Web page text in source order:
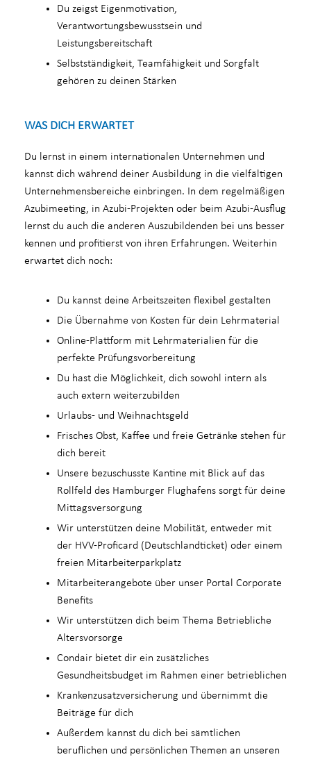
Du zeigst Eigenmotivation,
Verantwortungsbewusstsein und
Leistungsbereitschaft
Selbstständigkeit, Teamfähigkeit und Sorgfalt
gehören zu deinen Stärken
WAS DICH ERWARTET
Du lernst in einem internationalen Unternehmen und
kannst dich während deiner Ausbildung in die vielfältigen
Unternehmensbereiche einbringen. In dem regelmäßigen
Azubimeeting, in Azubi-Projekten oder beim Azubi-Ausflug
lernst du auch die anderen Auszubildenden bei uns besser
kennen und profitierst von ihren Erfahrungen. Weiterhin
erwartet dich noch:
Du kannst deine Arbeitszeiten flexibel gestalten
Die Übernahme von Kosten für dein Lehrmaterial
Online-Plattform mit Lehrmaterialien für die
perfekte Prüfungsvorbereitung
Du hast die Möglichkeit, dich sowohl intern als
auch extern weiterzubilden
Urlaubs- und Weihnachtsgeld
Frisches Obst, Kaffee und freie Getränke stehen für
dich bereit
Unsere bezuschusste Kantine mit Blick auf das
Rollfeld des Hamburger Flughafens sorgt für deine
Mittagsversorgung
Wir unterstützen deine Mobilität, entweder mit
der HVV-Proficard (Deutschlandticket) oder einem
freien Mitarbeiterparkplatz
Mitarbeiterangebote über unser Portal Corporate
Benefits
Wir unterstützen dich beim Thema Betriebliche
Altersvorsorge
Condair bietet dir ein zusätzliches
Gesundheitsbudget im Rahmen einer betrieblichen
Krankenzusatzversicherung und übernimmt die
Beiträge für dich
Außerdem kannst du dich bei sämtlichen
beruflichen und persönlichen Themen an unseren